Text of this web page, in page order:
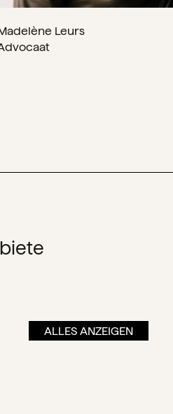
Leurs
ALLES ANZEIGEN